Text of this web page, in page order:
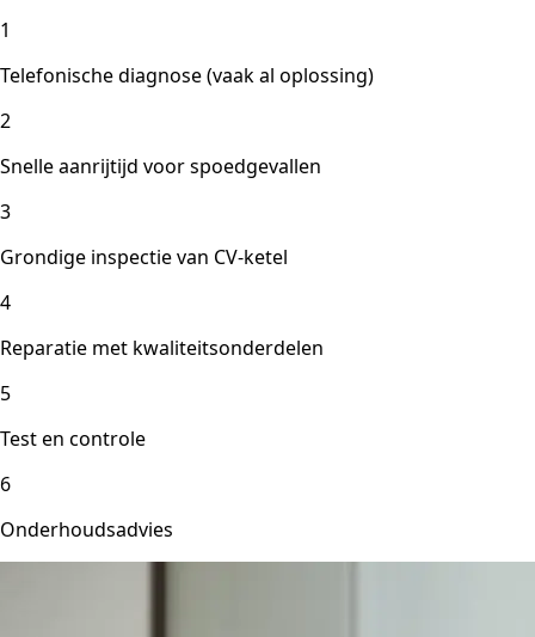
1
Telefonische diagnose (vaak al oplossing)
2
Snelle aanrijtijd voor spoedgevallen
3
Grondige inspectie van CV-ketel
4
Reparatie met kwaliteitsonderdelen
5
Test en controle
6
Onderhoudsadvies